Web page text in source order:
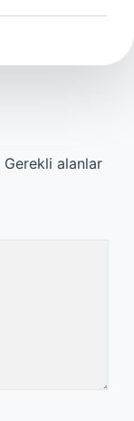
Gerekli alanlar